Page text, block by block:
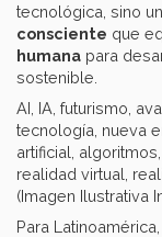
tecnológica, sino un
consciente que
humana para
sostenible.
AI, IA, futurismo,
tecnología, nueva
artificial,
realidad virtual,
(Imagen Ilustrativa
Para